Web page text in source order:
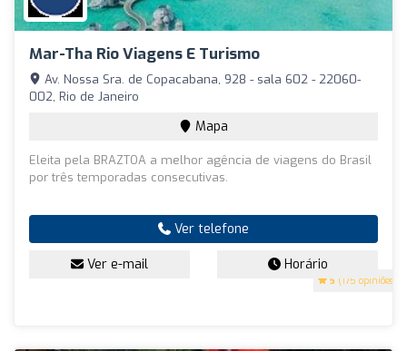
Mar-Tha Rio Viagens E Turismo
5 (175 opiniões)
Av. Nossa Sra. de Copacabana, 928 - sala 602 - 22060-
002, Rio de Janeiro
Mapa
Eleita pela BRAZTOA a melhor agência de viagens do Brasil
por três temporadas consecutivas.
Ver telefone
Ver e-mail Horário